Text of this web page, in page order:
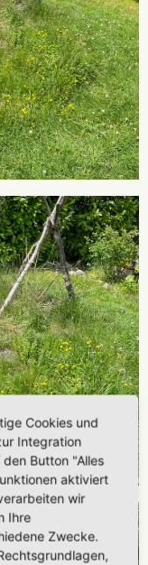
Cookies und
Integration
Button "Alles
aktiviert
wir
Ihre
Zwecke.